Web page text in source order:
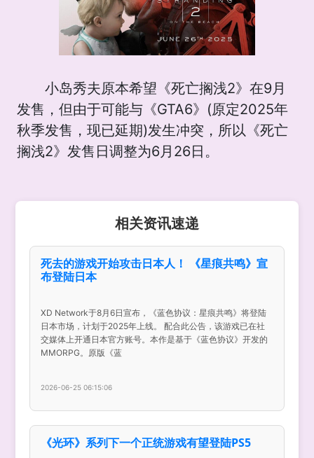
小岛秀夫原本希望《死亡搁浅2》在9月
发售，但由于可能与《GTA6》(原定2025年
秋季发售，现已延期)发生冲突，所以《死亡
搁浅2》发售日调整为6月26日。
相关资讯速递
死去的游戏开始攻击日本人！ 《星痕共鸣》宣
布登陆日本
XD Network于8月6日宣布，《蓝色协议：星痕共鸣》将登陆
日本市场，计划于2025年上线。 配合此公告，该游戏已在社
交媒体上开通日本官方账号。本作是基于《蓝色协议》开发的
MMORPG。原版《蓝
2026-06-25 06:15:06
《光环》系列下一个正统游戏有望登陆PS5